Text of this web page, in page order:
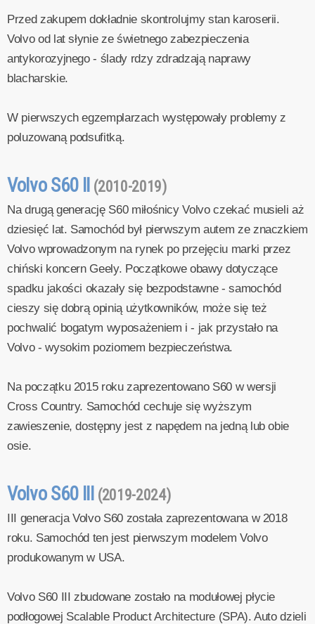
Przed zakupem dokładnie skontrolujmy stan karoserii.
Volvo od lat słynie ze świetnego zabezpieczenia
antykorozyjnego - ślady rdzy zdradzają naprawy
blacharskie.
W pierwszych egzemplarzach występowały problemy z
poluzowaną podsufitką.
Volvo S60 II (2010-2019)
Na drugą generację S60 miłośnicy Volvo czekać musieli aż
dziesięć lat. Samochód był pierwszym autem ze znaczkiem
Volvo wprowadzonym na rynek po przejęciu marki przez
chiński koncern Geely. Początkowe obawy dotyczące
spadku jakości okazały się bezpodstawne - samochód
cieszy się dobrą opinią użytkowników, może się też
pochwalić bogatym wyposażeniem i - jak przystało na
Volvo - wysokim poziomem bezpieczeństwa.
Na początku 2015 roku zaprezentowano S60 w wersji
Cross Country. Samochód cechuje się wyższym
zawieszenie, dostępny jest z napędem na jedną lub obie
osie.
Volvo S60 III (2019-2024)
III generacja Volvo S60 została zaprezentowana w 2018
roku. Samochód ten jest pierwszym modelem Volvo
produkowanym w USA.
Volvo S60 III zbudowane zostało na modułowej płycie
podłogowej Scalable Product Architecture (SPA). Auto dzieli